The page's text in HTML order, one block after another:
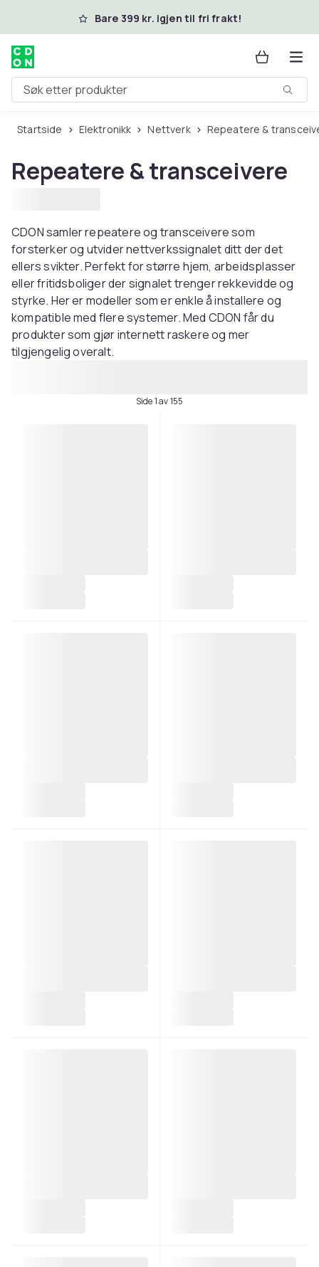
Hopp til hovedinnholdBare 399 kr. igjen til fri frakt!
Søk etter produkter
Startside Elektronikk Nettverk Repeatere &
Repeatere & transceivere
CDON samler repeatere og transceivere som
forsterker og utvider nettverkssignalet ditt der det
ellers svikter. Perfekt for større hjem, arbeidsplasser
eller fritidsboliger der signalet trenger rekkevidde og
styrke. Her er modeller som er enkle å installere og
kompatible med flere systemer. Med CDON får du
produkter som gjør internett raskere og mer
tilgjengelig overalt.
Side 1 av 155